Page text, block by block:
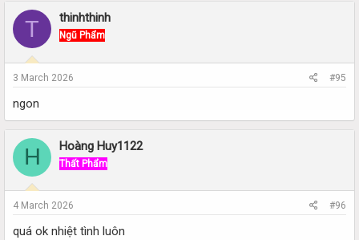
T thinhthinh
Ngũ Phẩm
3 March 2026 #95
ngon
H Hoàng Huy1122
Thất Phẩm
4 March 2026 #96
quá ok nhiệt tình luôn